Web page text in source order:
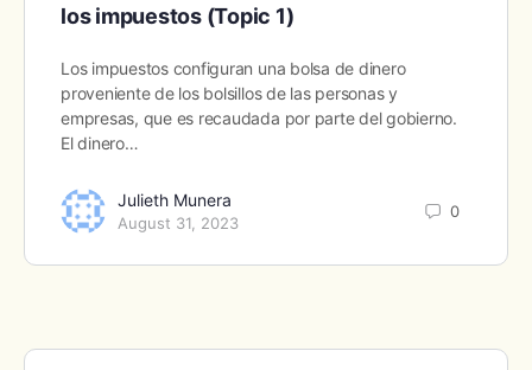
los impuestos (Topic 1)
Los impuestos configuran una bolsa de dinero
proveniente de los bolsillos de las personas y
empresas, que es recaudada por parte del gobierno.
El dinero…
Julieth Munera
August 31, 2023
0